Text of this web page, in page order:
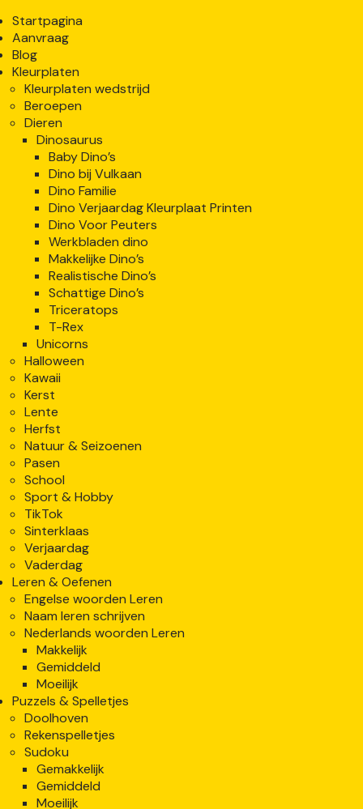
Startpagina
Aanvraag
Blog
Kleurplaten
Kleurplaten wedstrijd
Beroepen
Dieren
Dinosaurus
Baby Dino’s
Dino bij Vulkaan
Dino Familie
Dino Verjaardag Kleurplaat Printen
Dino Voor Peuters
Werkbladen dino
Makkelijke Dino’s
Realistische Dino’s
Schattige Dino’s
Triceratops
T-Rex
Unicorns
Halloween
Kawaii
Kerst
Lente
Herfst
Natuur & Seizoenen
Pasen
School
Sport & Hobby
TikTok
Sinterklaas
Verjaardag
Vaderdag
Leren & Oefenen
Engelse woorden Leren
Naam leren schrijven
Nederlands woorden Leren
Makkelijk
Gemiddeld
Moeilijk
Puzzels & Spelletjes
Doolhoven
Rekenspelletjes
Sudoku
Gemakkelijk
Gemiddeld
Moeilijk